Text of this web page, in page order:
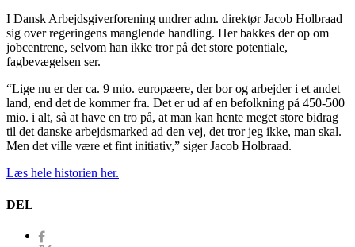
I Dansk Arbejdsgiverforening undrer adm. direktør Jacob Holbraad
sig over regeringens manglende handling. Her bakkes der op om
jobcentrene, selvom han ikke tror på det store potentiale,
fagbevægelsen ser.
“Lige nu er der ca. 9 mio. europæere, der bor og arbejder i et andet
land, end det de kommer fra. Det er ud af en befolkning på 450-500
mio. i alt, så at have en tro på, at man kan hente meget store bidrag
til det danske arbejdsmarked ad den vej, det tror jeg ikke, man skal.
Men det ville være et fint initiativ,” siger Jacob Holbraad.
Læs hele historien her.
DEL